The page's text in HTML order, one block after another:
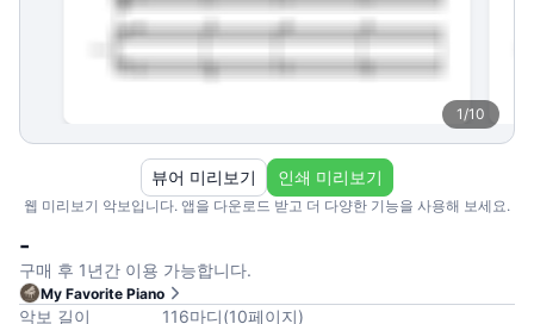
1/10
웹 미리보기 악보입니다. 앱을 다운로드 받고 더 다양한 기능을 사용해 보세요.
뷰어 미리보기 인쇄 미리보기
-
구매 후 1년간 이용 가능합니다.
My Favorite Piano
악보 길이 116마디(10페이지)